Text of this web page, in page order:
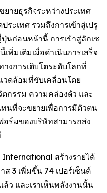
ยายธุรกิจระหว่างประเทศ
ระเทศ รวมถึงการเข้าสู่เปรู
นก่อนหน้านี้ การเข้าสู่ลักเซ
พิ่มเติมเมื่อดำเนินการเสร็จ
งการเติบโตระดับโลกที่
วดล้อมที่ขับเคลื่อนโดย
กรรม ความคล่องตัว และ
ทนที่จะขยายเพื่อการมีตัวตน
อร์มของบริษัทสามารถส่ง
International สร้างรายได้
ส 3 เพิ่มขึ้น 74 เปอร์เซ็นต์
ล้ว และเราเห็นพลังงานนั้น